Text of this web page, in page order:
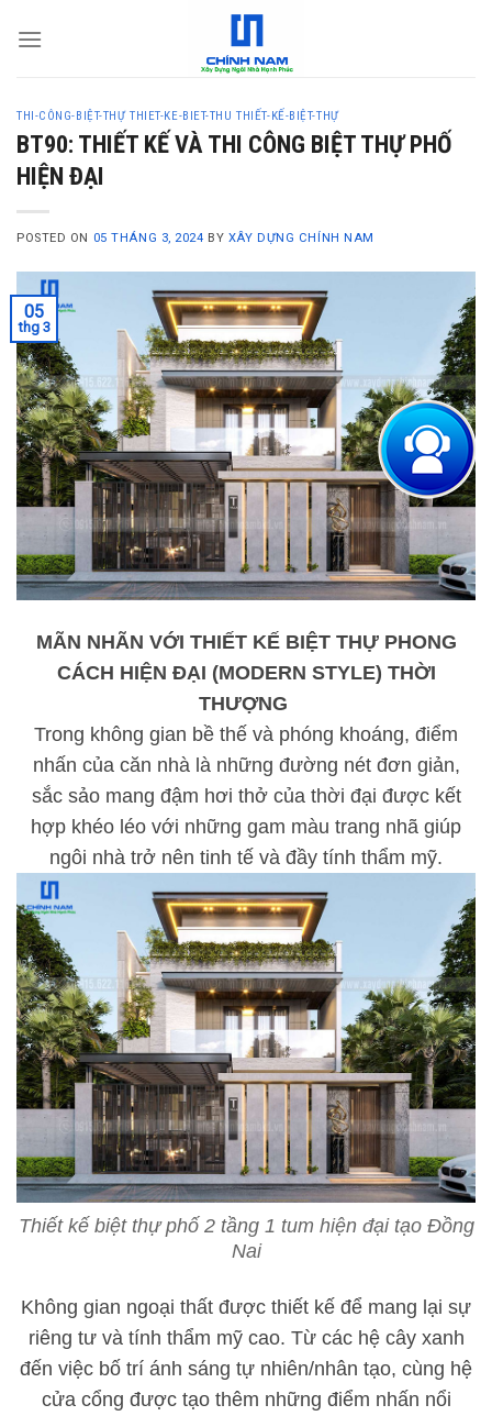
THI-CÔNG-BIỆT-THỰ THIET-KE-BIET-THU THIẾT-KẾ-BIỆT-THỰ
BT90: THIẾT KẾ VÀ THI CÔNG BIỆT THỰ PHỐ
HIỆN ĐẠI
POSTED ON 05 THÁNG 3, 2024 BY XÂY DỰNG CHÍNH NAM
05
thg 3
MÃN NHÃN VỚI THIẾT KẾ BIỆT THỰ PHONG
CÁCH HIỆN ĐẠI (MODERN STYLE) THỜI
THƯỢNG
Trong không gian bề thế và phóng khoáng, điểm
nhấn của căn nhà là những đường nét đơn giản,
sắc sảo mang đậm hơi thở của thời đại được kết
hợp khéo léo với những gam màu trang nhã giúp
ngôi nhà trở nên tinh tế và đầy tính thẩm mỹ.
Thiết kế biệt thự phố 2 tầng 1 tum hiện đại tạo Đồng
Nai
Không gian ngoại thất được thiết kế để mang lại sự
riêng tư và tính thẩm mỹ cao. Từ các hệ cây xanh
đến việc bố trí ánh sáng tự nhiên/nhân tạo, cùng hệ
cửa cổng được tạo thêm những điểm nhấn nổi